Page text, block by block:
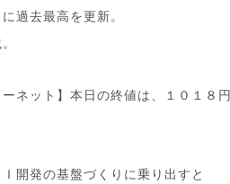
過去最高を更新。
ーネット】本日の終値は、１０１８円
開発の基盤づくりに乗り出すと